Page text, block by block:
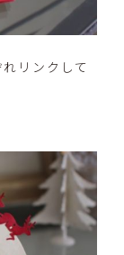
リンクして